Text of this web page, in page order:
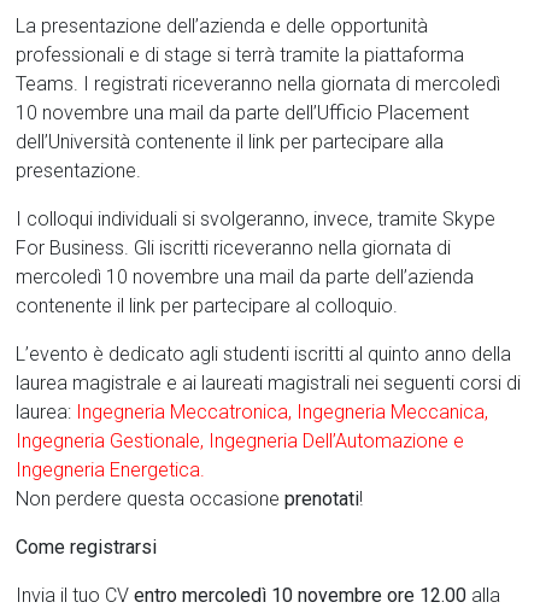
La presentazione dell’azienda e delle opportunità
professionali e di stage si terrà tramite la piattaforma
Teams. I registrati riceveranno nella giornata di mercoledì
10 novembre una mail da parte dell’Ufficio Placement
dell’Università contenente il link per partecipare alla
presentazione.
I colloqui individuali si svolgeranno, invece, tramite Skype
For Business. Gli iscritti riceveranno nella giornata di
mercoledì 10 novembre una mail da parte dell’azienda
contenente il link per partecipare al colloquio.
L’evento è dedicato agli studenti iscritti al quinto anno della
laurea magistrale e ai laureati magistrali nei seguenti corsi di
laurea: Ingegneria Meccatronica, Ingegneria Meccanica,
Ingegneria Gestionale, Ingegneria Dell’Automazione e
Ingegneria Energetica.
Non perdere questa occasioneprenotati!
Come registrarsi
Invia il tuo CVentro mercoledì 10 novembre ore 12.00 alla